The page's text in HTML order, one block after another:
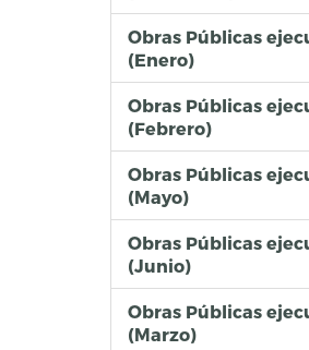
Obras Públicas
(Enero)
Obras Públicas
(Febrero)
Obras Públicas
(Mayo)
Obras Públicas
(Junio)
Obras Públicas
(Marzo)